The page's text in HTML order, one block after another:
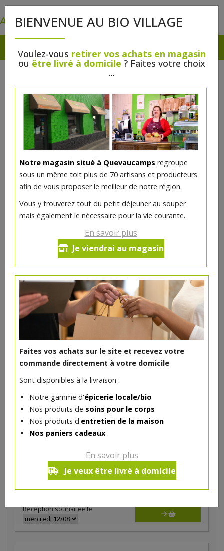
BIENVENUE AU BIO VILLAGE
Voulez-vous retirer vos achats en magasin
ou être livré à domicile ? Faites votre choix
...
Notre magasin situé à Quevaucamps regroupe
sous un même toit plus de 70 artisans et producteurs
afin de vous proposer le meilleur de notre région.
Vous y trouverez tout du petit déjeuner au souper
mais également le nécessaire pour la vie courante.
En savoir plus
Je viendrai au magasin
Faites vos achats sur le site et recevez votre
commande directement à votre domicile
Sont disponibles à la livraison :
Notre gamme d'épicerie locale/bio
Nos produits de soins pour le corps
Nos produits d'entretien de la maison
Nos paniers cadeaux
En savoir plus
Je veux être livré à domicile
Fard à paupières Caraïbes irisé
bio
Ce produit est indisponible pour le moment.
DANS LA MÊME CATÉGORIE ...
10€/pc
1 pc +
Réception souhaitée le